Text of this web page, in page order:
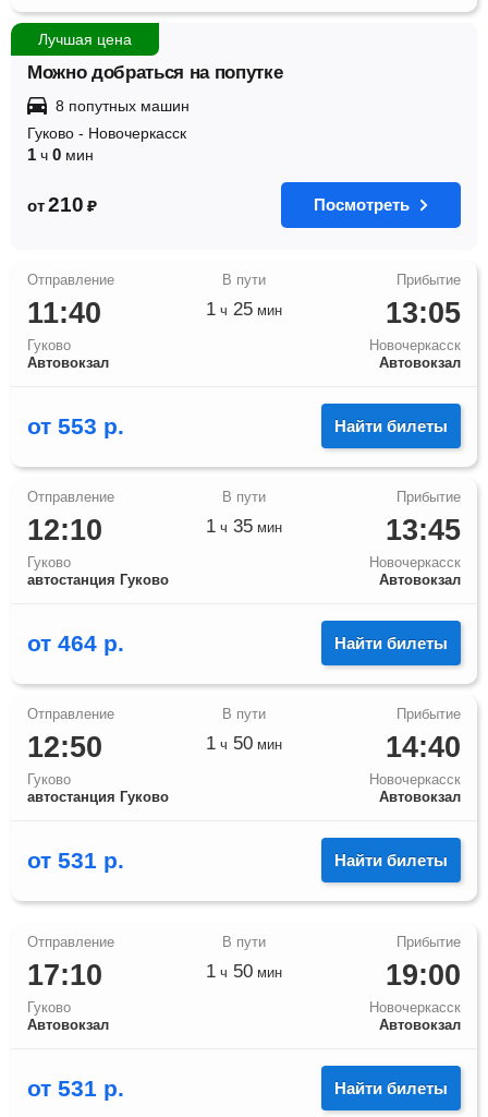
Лучшая цена
Можно добраться на попутке
8 попутных машин
Гуково - Новочеркасск
1 ч 0 мин
от 210 ₽ Посмотреть
11:40
Гуково
Автовокзал
13:05
Новочеркасск
Автовокзал
1 ч 25 мин
от 553 р. Найти билеты
12:10
Гуково
автостанция Гуково
13:45
Новочеркасск
Автовокзал
1 ч 35 мин
от 464 р. Найти билеты
12:50
Гуково
автостанция Гуково
14:40
Новочеркасск
Автовокзал
1 ч 50 мин
от 531 р. Найти билеты
17:10
Гуково
Автовокзал
19:00
Новочеркасск
Автовокзал
1 ч 50 мин
от 531 р. Найти билеты